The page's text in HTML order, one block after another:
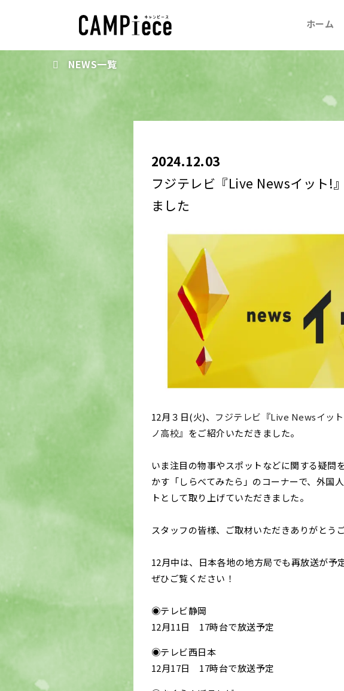
ホーム
NEWS一覧
2024.12.03
フジテレビ『Live Newsイット!
ました
12月３日(火)、 フジテレビ『Live Newsイット!
ノ高校』 をご紹介いただきました。
いま注目の物事やスポットなどに関する疑問
かす「しらべてみたら」のコーナーで、外国
トとして取り上げていただきました。
スタッフの皆様、ご取材いただきありがとう
12月中は、日本各地の地方局でも再放送が予
ぜひご覧ください！
◉テレビ静岡
12月11日 17時台で放送予定
◉テレビ西日本
12月17日 17時台で放送予定